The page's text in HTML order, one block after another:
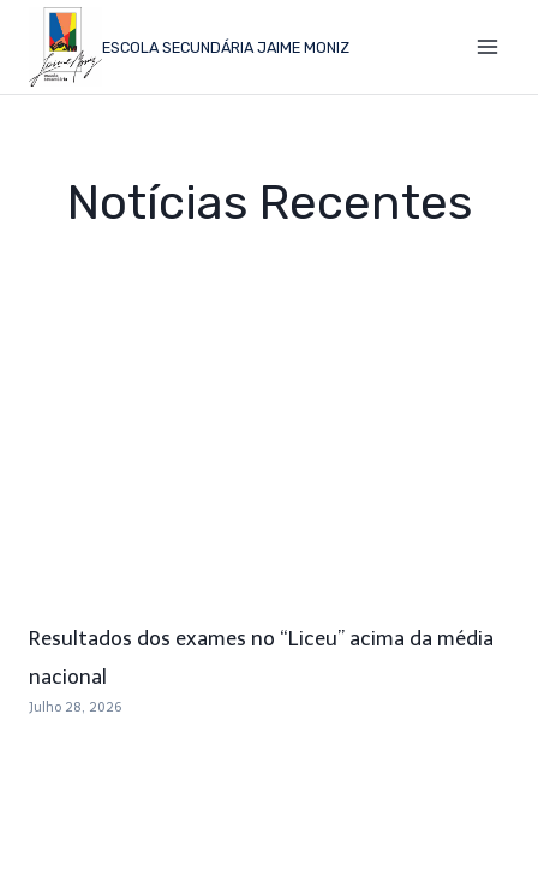
ESCOLA SECUNDÁRIA JAIME MONIZ
Notícias Recentes
Resultados dos exames no “Liceu” acima da média
nacional
Julho 28, 2026